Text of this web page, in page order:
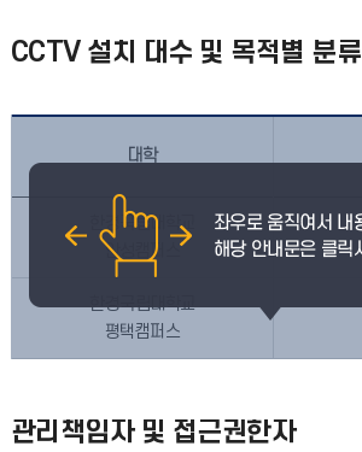
CCTV 설치 대수 및 목적별 분류
대학
한경국립대학교
안성캠퍼스
한경국립대학교
평택캠퍼스
관리책임자 및 접근권한자